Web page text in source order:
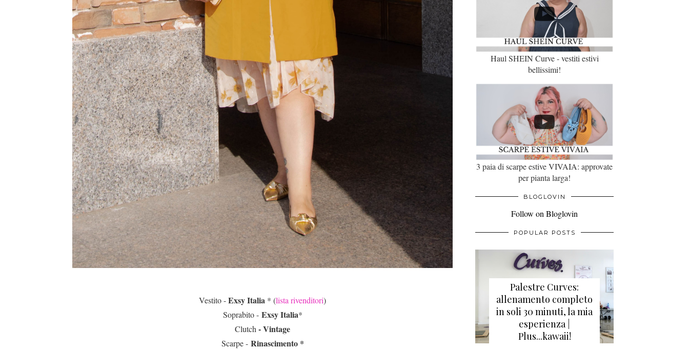
Vestito -Exsy Italia * (lista rivenditori)
Soprabito - Exsy Italia*
Clutch- Vintage
Scarpe -Rinascimento *
Haul SHEIN Curve - vestiti estivi
bellissimi!
3 paia di scarpe estive VIVAIA: approvate
per pianta larga!
BLOGLOVIN
Follow on Bloglovin
POPULAR POSTS
Palestre Curves:
allenamento completo
in soli 30 minuti, la mia
esperienza |
Plus...kawaii!